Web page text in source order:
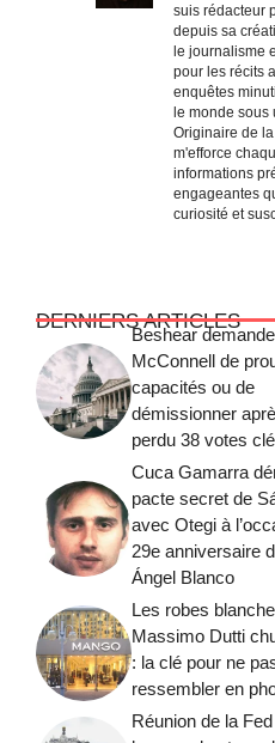
suis rédacteur
depuis sa
le journalisme
pour les récits
enquêtes
le monde
Originaire de
m'efforce
informations
engageantes
curiosité et
DERNIERS ARTICLES
Beshear
McConnell de
capacités ou de
démissionner
perdu 38 votes
Cuca Gamarra
pacte secret de
avec Otegi à
29e anniversaire
Ángel Blanco
Les robes
Massimo Dutti
: la clé pour ne
ressembler en
Réunion de la